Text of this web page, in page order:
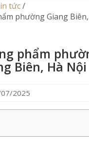
tức/
phường Giang
phẩm
Biên, Hà Nội
2025